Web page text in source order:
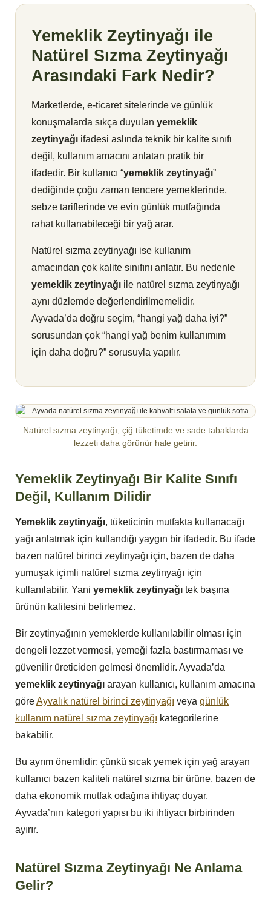
Yemeklik Zeytinyağı ile
Natürel Sızma Zeytinyağı
Arasındaki Fark Nedir?
Marketlerde, e-ticaret sitelerinde ve günlük
konuşmalarda sıkça duyulan yemeklik
zeytinyağı ifadesi aslında teknik bir kalite sınıfı
değil, kullanım amacını anlatan pratik bir
ifadedir. Bir kullanıcı “yemeklik zeytinyağı”
dediğinde çoğu zaman tencere yemeklerinde,
sebze tariflerinde ve evin günlük mutfağında
rahat kullanabileceği bir yağ arar.
Natürel sızma zeytinyağı ise kullanım
amacından çok kalite sınıfını anlatır. Bu nedenle
yemeklik zeytinyağı ile natürel sızma zeytinyağı
aynı düzlemde değerlendirilmemelidir.
Ayvada’da doğru seçim, “hangi yağ daha iyi?”
sorusundan çok “hangi yağ benim kullanımım
için daha doğru?” sorusuyla yapılır.
Natürel sızma zeytinyağı, çiğ tüketimde ve sade tabaklarda
lezzeti daha görünür hale getirir.
Yemeklik Zeytinyağı Bir Kalite Sınıfı
Değil, Kullanım Dilidir
Yemeklik zeytinyağı, tüketicinin mutfakta kullanacağı
yağı anlatmak için kullandığı yaygın bir ifadedir. Bu ifade
bazen natürel birinci zeytinyağı için, bazen de daha
yumuşak içimli natürel sızma zeytinyağı için
kullanılabilir. Yani yemeklik zeytinyağı tek başına
ürünün kalitesini belirlemez.
Bir zeytinyağının yemeklerde kullanılabilir olması için
dengeli lezzet vermesi, yemeği fazla bastırmaması ve
güvenilir üreticiden gelmesi önemlidir. Ayvada’da
yemeklik zeytinyağı arayan kullanıcı, kullanım amacına
göreAyvalık natürel birinci zeytinyağı veya günlük
kullanım natürel sızma zeytinyağı kategorilerine
bakabilir.
Bu ayrım önemlidir; çünkü sıcak yemek için yağ arayan
kullanıcı bazen kaliteli natürel sızma bir ürüne, bazen de
daha ekonomik mutfak odağına ihtiyaç duyar.
Ayvada’nın kategori yapısı bu iki ihtiyacı birbirinden
ayırır.
Natürel Sızma Zeytinyağı Ne Anlama
Gelir?